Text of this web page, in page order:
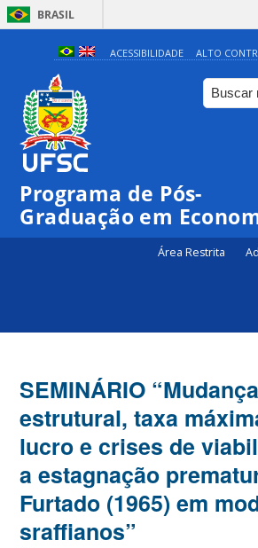
BRASIL
ACESSIBILIDADE ALTO
Programa de Pós-
Graduação em
Área Restrita
SEMINÁRIO “Mudança
estrutural, taxa
lucro e crises de
a estagnação
Furtado (1965) em
sraffianos”